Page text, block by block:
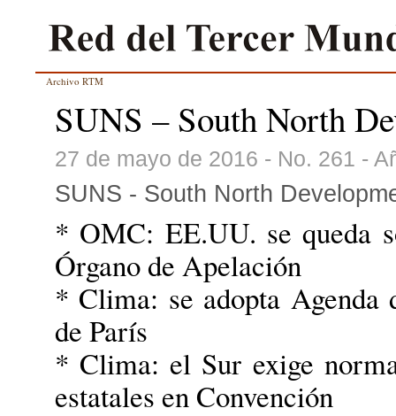
Archivo RTM
SUNS – South North
27 de mayo de 2016 - No. 261 -
SUNS - South North
* OMC: EE.UU. se queda
Órgano de Apelación
* Clima: se adopta Agenda
de París
* Clima: el Sur exige
estatales en Convención